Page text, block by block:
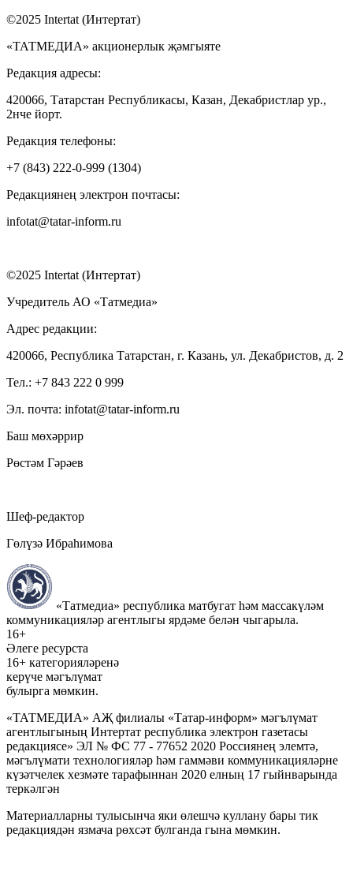
©2025 Intertat (Интертат)
«ТАТМЕДИА» акционерлык җәмгыяте
Редакция адресы:
420066, Татарстан Республикасы, Казан, Декабристлар ур.,
2нче йорт.
Редакция телефоны:
+7 (843) 222-0-999 (1304)
Редакциянең электрон почтасы:
infotat@tatar-inform.ru
©2025 Intertat (Интертат)
Учредитель АО «Татмедиа»
Адрес редакции:
420066, Республика Татарстан, г. Казань, ул. Декабристов, д. 2
Тел.: +7 843 222 0 999
Эл. почта: infotat@tatar-inform.ru
Баш мөхәррир
Рөстәм Гәрәев
Шеф-редактор
Гөлүзә Ибраһимова
«Татмедиа» республика матбугат һәм массакүләм
коммуникацияләр агентлыгы ярдәме белән чыгарыла.
16+
Әлеге ресурста
16+ категорияләренә
керүче мәгълүмат
булырга мөмкин.
«ТАТМЕДИА» АҖ филиалы «Татар-информ» мәгълүмат
агентлыгының Интертат республика электрон газетасы
редакциясе» ЭЛ № ФС 77 - 77652 2020 Россиянең элемтә,
мәгълүмати технологияләр һәм гаммәви коммуникацияләрне
күзәтчелек хезмәте тарафыннан 2020 елның 17 гыйнварында
теркәлгән
Материалларны тулысынча яки өлешчә куллану бары тик
редакциядән язмача рөхсәт булганда гына мөмкин.